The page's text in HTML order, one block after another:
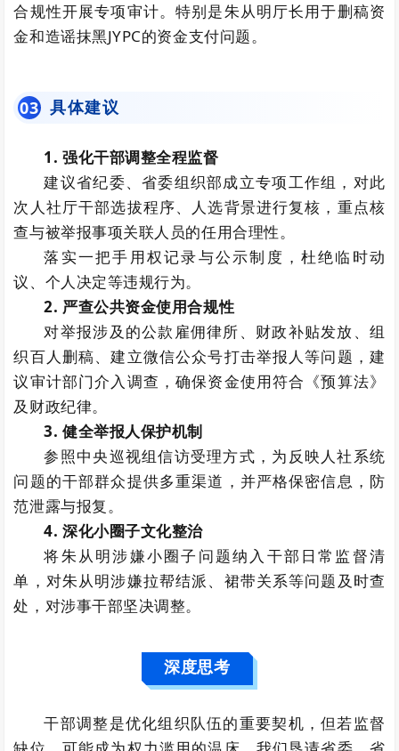
合规性开展专项审计。特别是朱从明厅长用于删稿资
金和造谣抹黑JYPC的资金支付问题。
03 具体建议
1. 强化干部调整全程监督
建议省纪委、省委组织部成立专项工作组，对此
次人社厅干部选拔程序、人选背景进行复核，重点核
查与被举报事项关联人员的任用合理性。
落实一把手用权记录与公示制度，杜绝临时动
议、个人决定等违规行为。
2. 严查公共资金使用合规性
对举报涉及的公款雇佣律所、财政补贴发放、组
织百人删稿、建立微信公众号打击举报人等问题，建
议审计部门介入调查，确保资金使用符合《预算法》
及财政纪律。
3. 健全举报人保护机制
参照中央巡视组信访受理方式，为反映人社系统
问题的干部群众提供多重渠道，并严格保密信息，防
范泄露与报复。
4. 深化小圈子文化整治
将朱从明涉嫌小圈子问题纳入干部日常监督清
单，对朱从明涉嫌拉帮结派、裙带关系等问题及时查
处，对涉事干部坚决调整。
深度思考
干部调整是优化组织队伍的重要契机，但若监督